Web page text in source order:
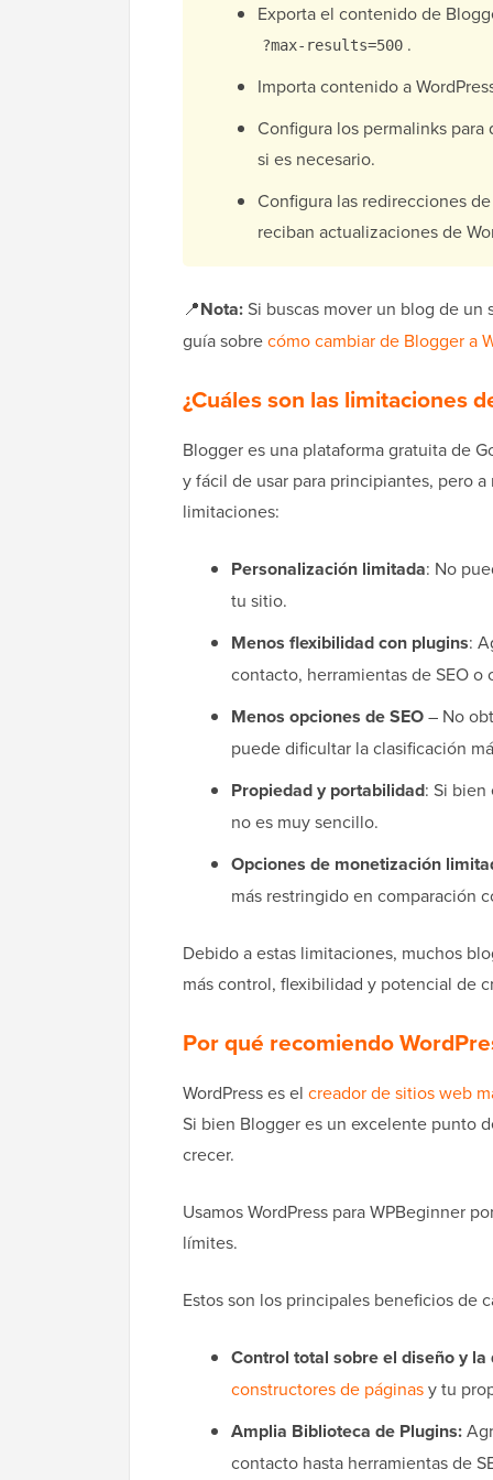
Exporta el contenido de
?max-results=500 .
Importa contenido a
Configura los permalinks para
si es necesario.
Configura las redirecciones
reciban actualizaciones de
📍Nota:Si buscas mover un blog de un
guía sobrecómo cambiar de Blogger a
¿Cuáles son las limitaciones
Blogger es una plataforma gratuita de
y fácil de usar para principiantes, pero
limitaciones:
Personalización limitada: No
tu sitio.
Menos flexibilidad con plugins:
contacto, herramientas de SEO
Menos opciones de SEO– No
puede dificultar la clasificación
Propiedad y portabilidad: Si
no es muy sencillo.
Opciones de monetización
más restringido en comparación
Debido a estas limitaciones, muchos
más control, flexibilidad y potencial de
Por qué recomiendo
WordPress es el creador de sitios web
Si bien Blogger es un excelente punto
crecer.
Usamos WordPress para WPBeginner
límites.
Estos son los principales beneficios de
Control total sobre el diseño y
constructores de páginasy tu
Amplia Biblioteca de Plugins:
contacto hasta herramientas de